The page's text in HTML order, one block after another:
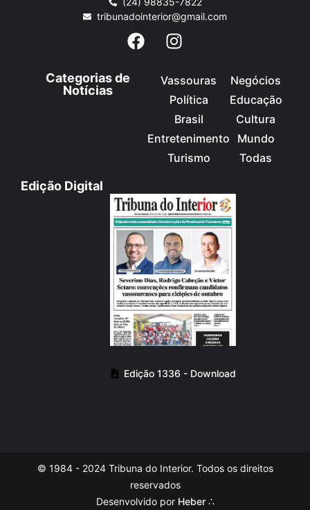
tribunadointerior@gmail.com
Categorias de
Notícias
Vassouras
Política
Brasil
Entretenimento
Turismo
Negócios
Educação
Cultura
Mundo
Todas
Edição Digital
Edição 1336 - Download
© 1984 - 2024 Tribuna do Interior. Todos os direitos
reservados
Desenvolvido por Heber ∴